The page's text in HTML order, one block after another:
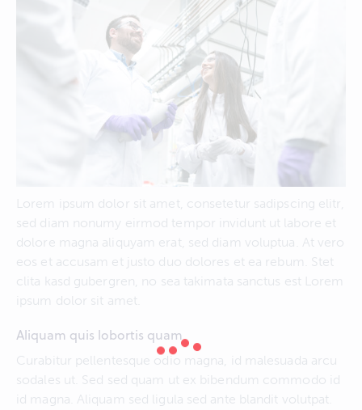
Lorem ipsum dolor sit amet, consetetur sadipscing elitr,
sed diam nonumy eirmod tempor invidunt ut labore et
dolore magna aliquyam erat, sed diam voluptua. At vero
eos et accusam et justo duo dolores et ea rebum. Stet
clita kasd gubergren, no sea takimata sanctus est Lorem
ipsum dolor sit amet.
Aliquam quis lobortis quam
Curabitur pellentesque odio magna, id malesuada arcu
sodales ut. Sed sed quam ut ex bibendum commodo id
id magna. Aliquam sed ligula sed ante blandit volutpat.